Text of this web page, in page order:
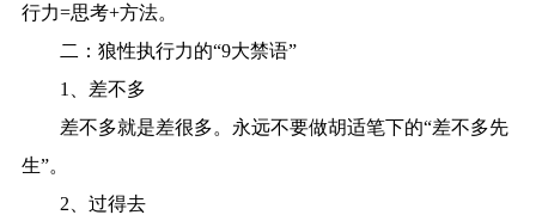
行力=思考+方法。
二：狼性执行力的“9大禁语”
1、差不多
差不多就是差很多。永远不要做胡适笔下的“差不多先
生”。
2、过得去